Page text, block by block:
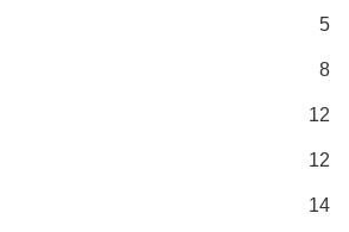
5
8
12
12
14